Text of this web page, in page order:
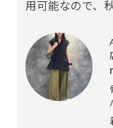
用可能なので、